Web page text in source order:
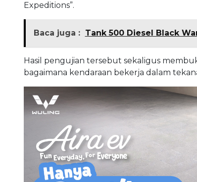
Expeditions”.
Baca juga : Tank 500 Diesel Black
Hasil pengujian tersebut sekaligus
bagaimana kendaraan bekerja dalam